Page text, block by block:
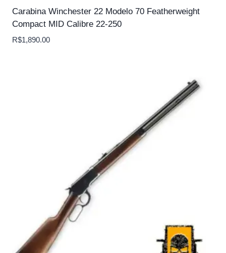
Carabina Winchester 22 Modelo 70 Featherweight
Compact MID Calibre 22-250
R$1,890.00